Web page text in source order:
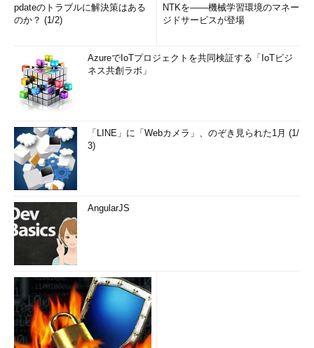
だ。
pdateのトラブルに解決策はある
のか？ (1/2)
NTKを――機械学習環境のマネー
ジドサービスが登場
AzureでIoTプロジェクトを共同検証する「IoTビジ
ネス共創ラボ」
「LINE」に「Webカメラ」、のぞき見られた1月 (1/
3)
AngularJS